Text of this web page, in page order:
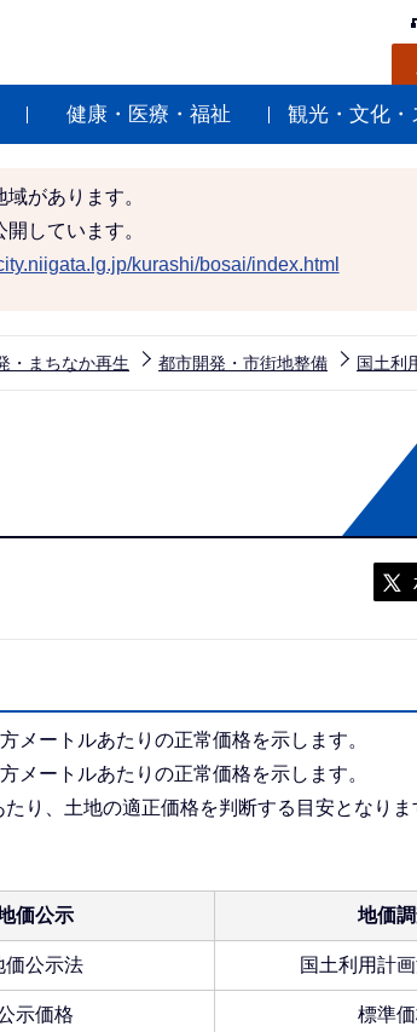
健康・医療・福祉 観光・文化・
があります。
しています。
kurashi/bosai/index.html
・まちなか再生 都市開発・市街地整備 国土利
メートルあたりの正常価格を示します。
メートルあたりの正常価格を示します。
り、土地の適正価格を判断する目安となりま
価公示 地価
価公示法 国土利用計
示価格 標準